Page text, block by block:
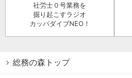
社労士０号業務を
掘り起こすラジオ
カッパダイブNEO！
総務の森トップ